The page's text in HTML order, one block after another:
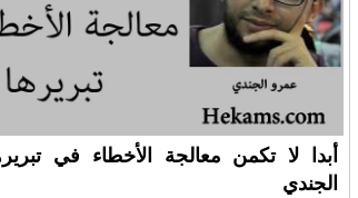
أبدا لا تكمن معالجة الأخطاء في
الجندي